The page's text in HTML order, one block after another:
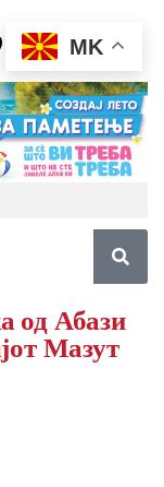
од Абази
Мазут
MK